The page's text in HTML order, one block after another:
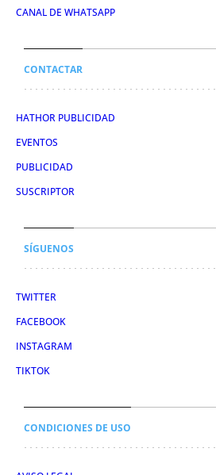
CANAL DE WHATSAPP
CONTACTAR
HATHOR PUBLICIDAD
EVENTOS
PUBLICIDAD
SUSCRIPTOR
SÍGUENOS
TWITTER
FACEBOOK
INSTAGRAM
TIKTOK
CONDICIONES DE USO